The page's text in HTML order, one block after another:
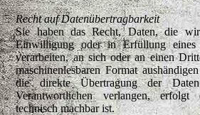
Recht auf Datenübertragbarkeit
Sie haben das Recht, Daten, die
Einwilligung oder in Erfüllung eines
verarbeiten, an sich oder an einen
maschinenlesbaren Format
die direkte Übertragung der
Verantwortlichen verlangen,
technisch machbar ist.